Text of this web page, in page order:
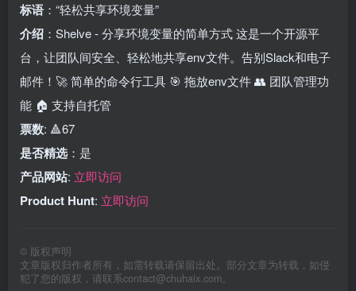
标语 ：“轻松共享环境变量”
介绍 ：Shelve - 分享环境变量的简单方式 这是一个开源平
台，让团队间安全、轻松地共享env文件。告别Slack和电子
邮件！🚀 简单的命令行工具 🎯 拖放env文件 👥 团队管理功
能 🏠 支持自托管
票数: 🔺67
是否精选 ：是
产品网站: 立即访问
Product Hunt: 立即访问
© 版权声明
文章版权归作者所有，如需转载请保留出处。部分文章为转载，如侵
犯了您的版权，请联系contact@chuhaix.com。